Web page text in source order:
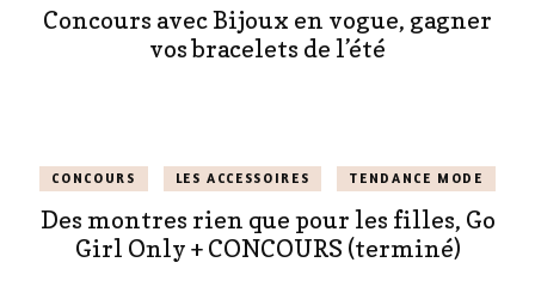
Concours avec Bijoux en vogue, gagner
vos bracelets de l’été
CONCOURS LES ACCESSOIRES TENDANCE MODE
Des montres rien que pour les filles, Go
Girl Only + CONCOURS (terminé)